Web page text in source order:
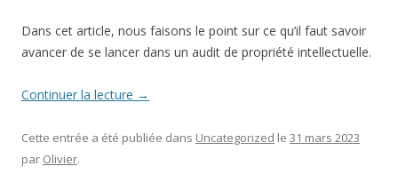
Dans cet article, nous faisons le point sur ce qu’il faut savoir
avancer de se lancer dans un audit de propriété intellectuelle.
Continuer la lecture →
Cette entrée a été publiée dans Uncategorized le 31 mars 2023
par Olivier.